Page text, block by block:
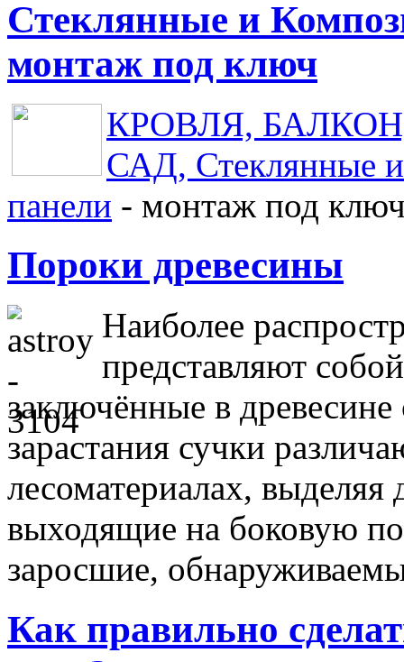
Стеклянные и
монтаж под ключ
КРОВЛЯ, БАЛКОН,
САД, Стеклянные
панели - монтаж под
Пороки древесины
Наиболее
представляют
заключённые в
зарастания сучки
лесоматериалах, выделяя
выходящие на боковую
заросшие,
Как правильно